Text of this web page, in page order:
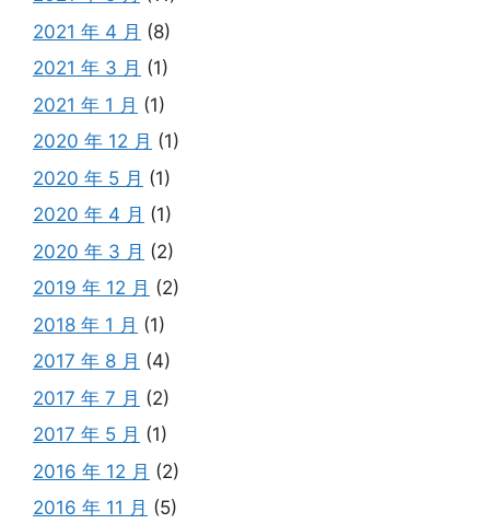
2021 年 4 月 (8)
2021 年 3 月 (1)
2021 年 1 月 (1)
2020 年 12 月 (1)
2020 年 5 月 (1)
2020 年 4 月 (1)
2020 年 3 月 (2)
2019 年 12 月 (2)
2018 年 1 月 (1)
2017 年 8 月 (4)
2017 年 7 月 (2)
2017 年 5 月 (1)
2016 年 12 月 (2)
2016 年 11 月 (5)